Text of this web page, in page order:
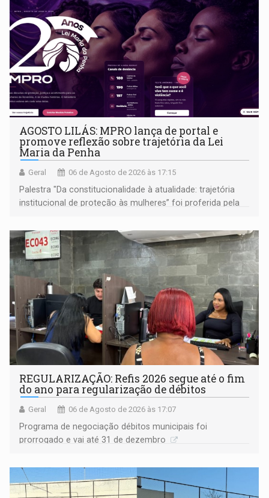
AGOSTO LILÁS: MPRO lança de portal e
promove reflexão sobre trajetória da Lei
Maria da Penha
Geral 06 de Agosto de 2026 às 17:15
Palestra "Da constitucionalidade à atualidade: trajetória
institucional de proteção às mulheres” foi proferida pela
Goiás
REGULARIZAÇÃO: Refis 2026 segue até o fim
do ano para regularização de débitos
Geral 06 de Agosto de 2026 às 17:07
Programa de negociação débitos municipais foi
prorrogado e vai até 31 de dezembro